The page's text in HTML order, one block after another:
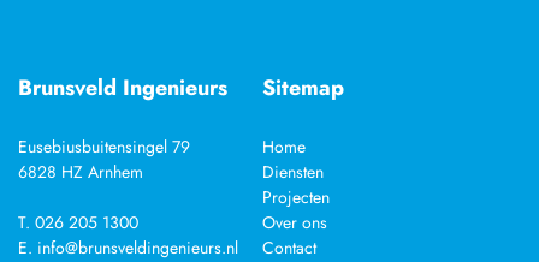
Brunsveld Ingenieurs
Eusebiusbuitensingel 79
6828 HZ Arnhem
T. 026 205 1300
E. info@brunsveldingenieurs.nl
Sitemap
Home
Diensten
Projecten
Over ons
Contact